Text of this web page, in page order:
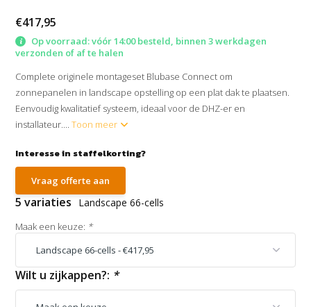
€417,95
Op voorraad: vóór 14:00 besteld, binnen 3 werkdagen
verzonden of af te halen
Complete originele montageset Blubase Connect om
zonnepanelen in landscape opstelling op een plat dak te plaatsen.
Eenvoudig kwalitatief systeem, ideaal voor de DHZ-er en
installateur....Toon meer
Interesse in staffelkorting?
Vraag offerte aan
5 variaties Landscape 66-cells
Maak een keuze: *
Wilt u zijkappen?: *